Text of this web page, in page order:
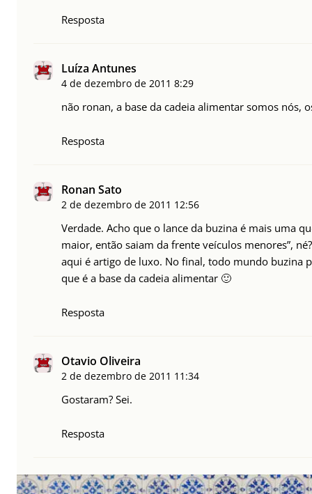
Resposta
Luíza Antunes
4 de dezembro de 2011 8:29
não ronan, a base da cadeia alimentar somos nós,
Resposta
Ronan Sato
2 de dezembro de 2011 12:56
Verdade. Acho que o lance da buzina é mais uma
maior, então saiam da frente veículos menores”,
aqui é artigo de luxo. No final, todo mundo buzina
que é a base da cadeia alimentar 🙂
Resposta
Otavio Oliveira
2 de dezembro de 2011 11:34
Gostaram? Sei.
Resposta